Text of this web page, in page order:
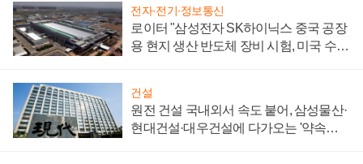
전자·전기·정보통신
로이터 "삼성전자 SK하이닉스 중국 공장
용 현지 생산 반도체 장비 시험, 미국 수출
건설
원전 건설 국내외서 속도 붙어, 삼성물산·
현대건설·대우건설에 다가오는 '약속의